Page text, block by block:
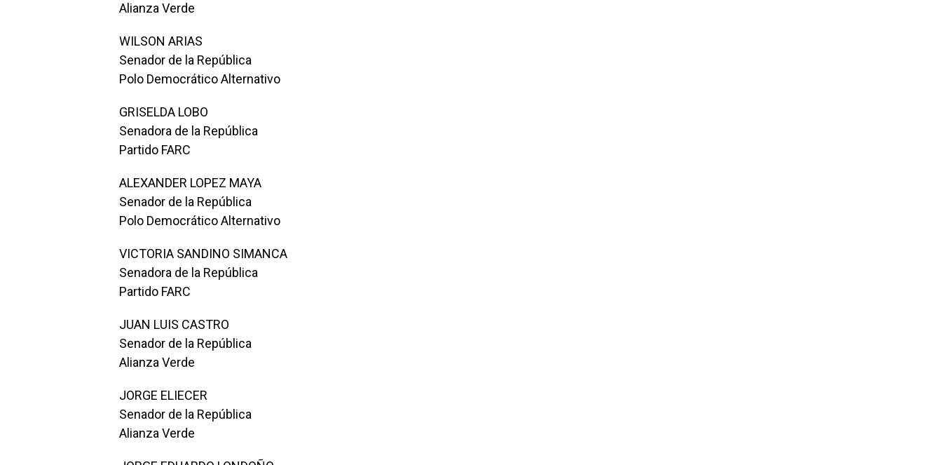
Alianza Verde
WILSON ARIAS
Senador de la República
Polo Democrático Alternativo
GRISELDA LOBO
Senadora de la República
Partido FARC
ALEXANDER LOPEZ MAYA
Senador de la República
Polo Democrático Alternativo
VICTORIA SANDINO SIMANCA
Senadora de la República
Partido FARC
JUAN LUIS CASTRO
Senador de la República
Alianza Verde
JORGE ELIECER
Senador de la República
Alianza Verde